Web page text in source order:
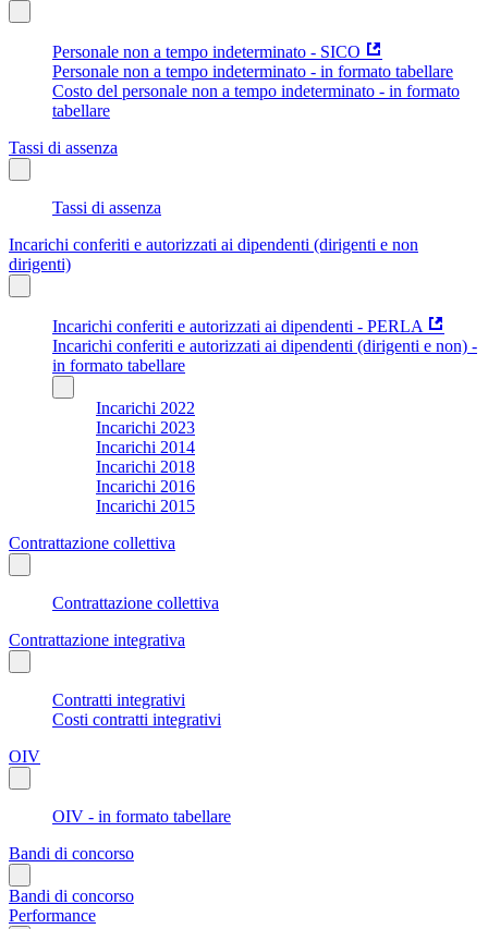
Personale non a tempo indeterminato - SICO
Personale non a tempo indeterminato - in formato tabellare
Costo del personale non a tempo indeterminato - in formato
tabellare
Tassi di assenza
Tassi di assenza
Incarichi conferiti e autorizzati ai dipendenti (dirigenti e non
dirigenti)
Incarichi conferiti e autorizzati ai dipendenti - PERLA
Incarichi conferiti e autorizzati ai dipendenti (dirigenti e non) -
in formato tabellare
Incarichi 2022
Incarichi 2023
Incarichi 2014
Incarichi 2018
Incarichi 2016
Incarichi 2015
Contrattazione collettiva
Contrattazione collettiva
Contrattazione integrativa
Contratti integrativi
Costi contratti integrativi
OIV
OIV - in formato tabellare
Bandi di concorso
Bandi di concorso
Performance